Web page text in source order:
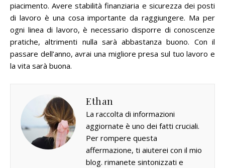
piacimento.Avere stabilità finanziaria e sicurezza dei posti
di lavoro è una cosa importante da raggiungere. Ma per
ogni linea di lavoro, è necessario disporre di conoscenze
pratiche, altrimenti nulla sarà abbastanza buono. Con il
passare dell’anno, avrai una migliore presa sul tuo lavoro e
la vita sarà buona.
Ethan
La raccolta di informazioni
aggiornate è uno dei fatti cruciali.
Per rompere questa
affermazione, ti aiuterei con il mio
blog. rimanete sintonizzati e